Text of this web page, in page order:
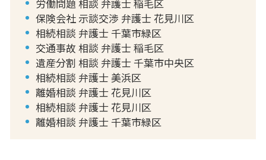
労働問題 相談 弁護士 稲毛区
保険会社 示談交渉 弁護士 花見川区
相続相談 弁護士 千葉市緑区
交通事故 相談 弁護士 稲毛区
遺産分割 相談 弁護士 千葉市中央区
相続相談 弁護士 美浜区
離婚相談 弁護士 花見川区
相続相談 弁護士 花見川区
離婚相談 弁護士 千葉市緑区